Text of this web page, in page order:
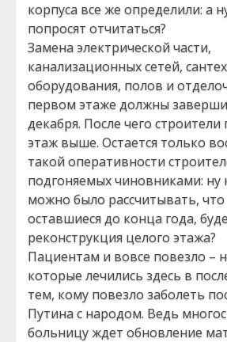
корпуса все же определили: а
попросят отчитаться?
Замена электрической части,
канализационных сетей,
оборудования, полов и
первом этаже должны
декабря. После чего
этаж выше. Остается только
такой оперативности
подгоняемых чиновниками: ну
можно было рассчитывать, что
оставшиеся до конца года,
реконструкция целого этажа?
Пациентам и вовсе повезло –
которые лечились здесь в
тем, кому повезло заболеть
Путина с народом. Ведь
больницу ждет обновление